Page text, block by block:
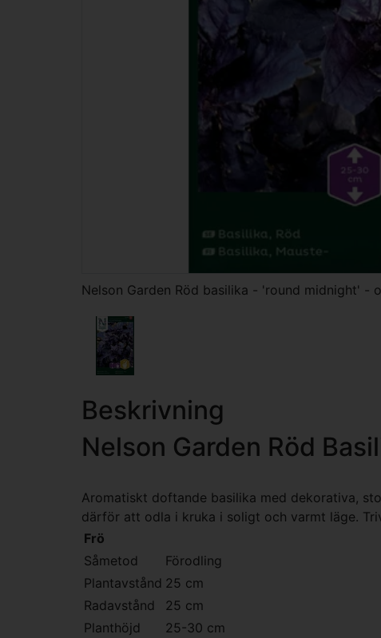
Nelson Garden Röd basilika - 'round midnight' -
Beskrivning
Nelson Garden Röd
Aromatiskt doftande basilika med dekorativa,
därför att odla i kruka i soligt och varmt läge.
Frö
Såmetod
Förodling
Plantavstånd 25 cm
Radavstånd
25 cm
Planthöjd
25-30 cm